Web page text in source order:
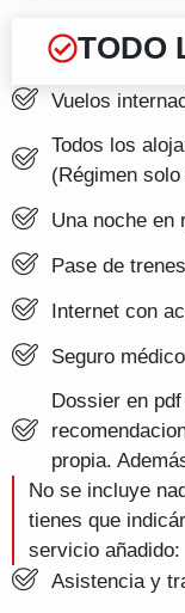
TODO
Vuelos
Todos los
(Régimen
Una noche en
Pase de
Internet con
Seguro
Dossier en
propia.
No se incluye
tienes que
servicio añadido:
Asistencia y